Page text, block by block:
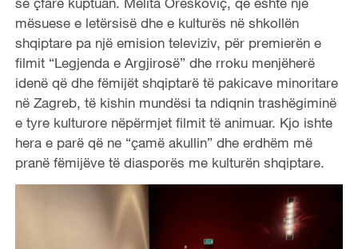
mësuese e letërsisë dhe e kulturës në shkollën
shqiptare pa një emision televiziv, për premierën e
filmit “Legjenda e Argjirosë” dhe rroku menjëherë
idenë që dhe fëmijët shqiptarë të pakicave minoritare
në Zagreb, të kishin mundësi ta ndiqnin trashëgiminë
e tyre kulturore nëpërmjet filmit të animuar. Kjo ishte
hera e parë që ne “çamë akullin” dhe erdhëm më
pranë fëmijëve të diasporës me kulturën shqiptare.